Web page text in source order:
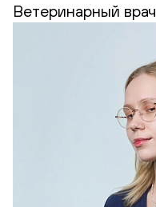
Ветеринарный врач